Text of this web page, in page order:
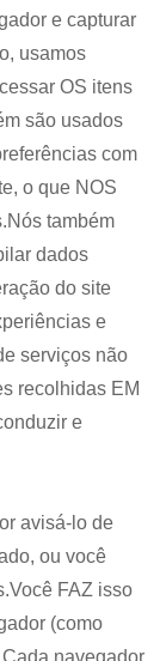
e capturar
usamos
OS itens
são usados
com
o que NOS
também
dados
do site
e
serviços não
recolhidas EM
e
avisá-lo de
ou você
FAZ isso
(como
navegador